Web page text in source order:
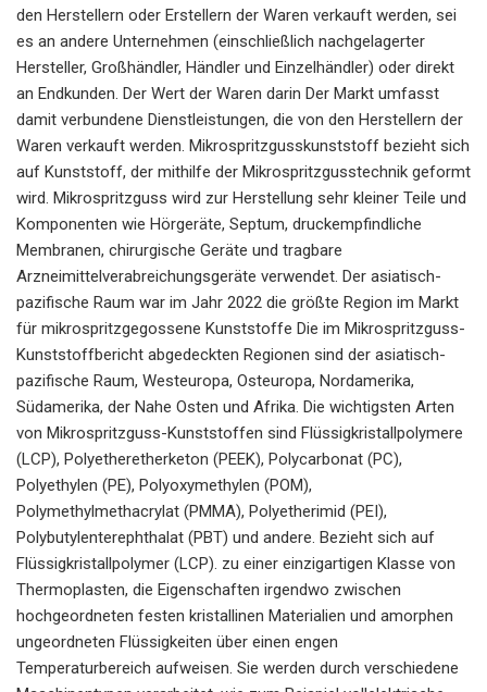
den Herstellern oder Erstellern der Waren verkauft werden, sei
es an andere Unternehmen (einschließlich nachgelagerter
Hersteller, Großhändler, Händler und Einzelhändler) oder direkt
an Endkunden. Der Wert der Waren darin Der Markt umfasst
damit verbundene Dienstleistungen, die von den Herstellern der
Waren verkauft werden. Mikrospritzgusskunststoff bezieht sich
auf Kunststoff, der mithilfe der Mikrospritzgusstechnik geformt
wird. Mikrospritzguss wird zur Herstellung sehr kleiner Teile und
Komponenten wie Hörgeräte, Septum, druckempfindliche
Membranen, chirurgische Geräte und tragbare
Arzneimittelverabreichungsgeräte verwendet. Der asiatisch-
pazifische Raum war im Jahr 2022 die größte Region im Markt
für mikrospritzgegossene Kunststoffe Die im Mikrospritzguss-
Kunststoffbericht abgedeckten Regionen sind der asiatisch-
pazifische Raum, Westeuropa, Osteuropa, Nordamerika,
Südamerika, der Nahe Osten und Afrika. Die wichtigsten Arten
von Mikrospritzguss-Kunststoffen sind Flüssigkristallpolymere
(LCP), Polyetheretherketon (PEEK), Polycarbonat (PC),
Polyethylen (PE), Polyoxymethylen (POM),
Polymethylmethacrylat (PMMA), Polyetherimid (PEI),
Polybutylenterephthalat (PBT) und andere. Bezieht sich auf
Flüssigkristallpolymer (LCP). zu einer einzigartigen Klasse von
Thermoplasten, die Eigenschaften irgendwo zwischen
hochgeordneten festen kristallinen Materialien und amorphen
ungeordneten Flüssigkeiten über einen engen
Temperaturbereich aufweisen. Sie werden durch verschiedene